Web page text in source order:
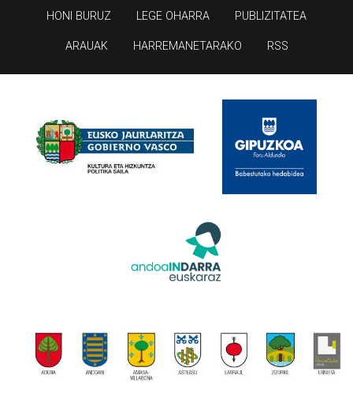
HONI BURUZ LEGE OHARRA PUBLIZITATEA
ARAUAK HARREMANETARAKO RSS